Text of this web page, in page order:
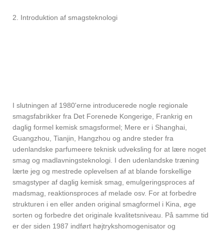
2. Introduktion af smagsteknologi
I slutningen af ​​1980'erne introducerede nogle regionale
smagsfabrikker fra Det Forenede Kongerige, Frankrig en
daglig formel kemisk smagsformel; Mere er i Shanghai,
Guangzhou, Tianjin, Hangzhou og andre steder fra
udenlandske parfumeere teknisk udveksling for at lære noget
smag og madlavningsteknologi. I den udenlandske træning
lærte jeg og mestrede oplevelsen af ​​at blande forskellige
smagstyper af daglig kemisk smag, emulgeringsproces af
madsmag, reaktionsproces af melade osv. For at forbedre
strukturen i en eller anden original smagformel i Kina, øge
sorten og forbedre det originale kvalitetsniveau. På samme tid
er der siden 1987 indført højtrykshomogenisator og